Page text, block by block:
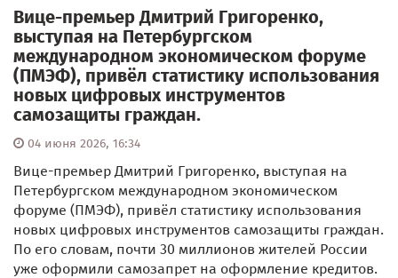
Вице-премьер Дмитрий Григоренко,
выступая на Петербургском
международном экономическом форуме
(ПМЭФ), привёл статистику использования
новых цифровых инструментов
самозащиты граждан.
04 июня 2026, 16:34
Вице-премьер Дмитрий Григоренко, выступая на
Петербургском международном экономическом
форуме (ПМЭФ), привёл статистику использования
новых цифровых инструментов самозащиты граждан.
По его словам, почти 30 миллионов жителей России
уже оформили самозапрет на оформление кредитов.